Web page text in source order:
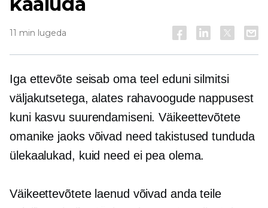
11 min lugeda
Iga ettevõte seisab oma teel eduni silmitsi
väljakutsetega, alates rahavoogude nappusest
kuni kasvu suurendamiseni. Väikeettevõtete
omanike jaoks võivad need takistused tunduda
ülekaalukad, kuid need ei pea olema.
Väikeettevõtete laenud võivad anda teile